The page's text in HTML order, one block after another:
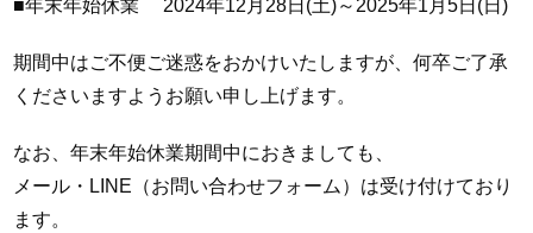
■年末年始休業 2024年12月28日(土)～2025年1月5日(日)
期間中はご不便ご迷惑をおかけいたしますが、何卒ご了承
くださいますようお願い申し上げます。
なお、年末年始休業期間中におきましても、
メール・LINE（お問い合わせフォーム）は受け付けており
ます。